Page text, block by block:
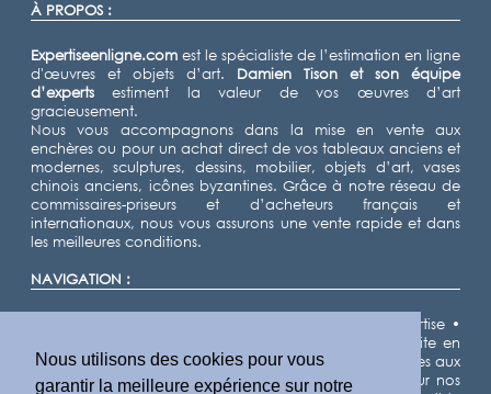
Nous utilisons des cookies pour vous
garantir la meilleure expérience sur notre
À PROPOS :
Expertiseenligne.com est le spécialiste de l’estimation en ligne
d'œuvres et objets d’art. Damien Tison
et son équipe
d’experts estiment la valeur de vos œuvres d’art
gracieusement.
Nous vous accompagnons dans la mise en vente aux
enchères ou pour un achat direct de vos tableaux anciens et
modernes, sculptures, dessins, mobilier, objets d’art, vases
chinois anciens, icônes byzantines. Grâce à notre réseau de
commissaires-priseurs et d’acheteurs français et
internationaux, nous vous assurons une vente rapide et dans
les meilleures conditions.
NAVIGATION :
Nos domaines d'expertise •
Demande d'estimation gratuite en
ligne• Cote des artistes•Actualités•Résultats de ventes aux
enchères• Villes•Départements•Plan du site
• Pour nos